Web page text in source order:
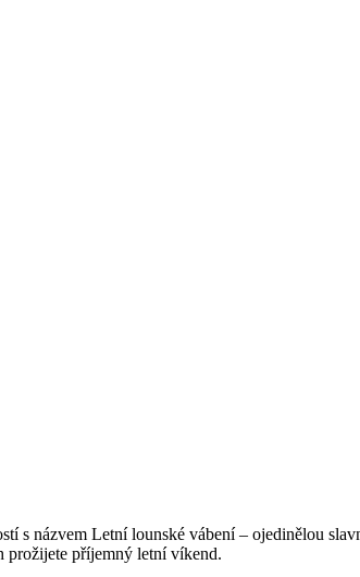
s názvem Letní lounské vábení – ojedinělou
prožijete příjemný letní víkend.